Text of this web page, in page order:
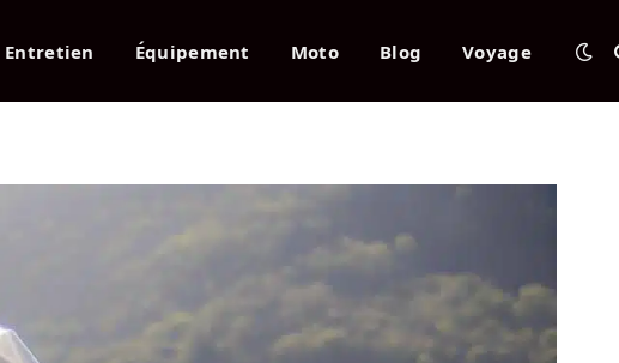
Entretien Équipement Moto Blog Voyage